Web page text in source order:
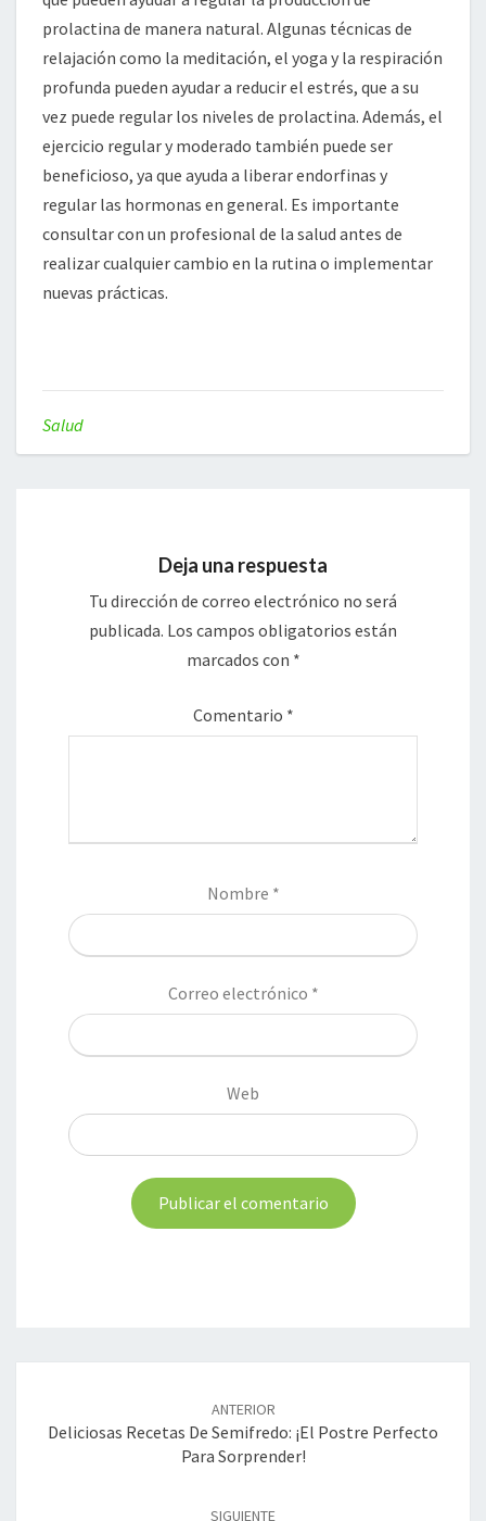
prolactina de manera natural. Algunas técnicas de
relajación como la meditación, el yoga y la respiración
profunda pueden ayudar a reducir el estrés, que a su
vez puede regular los niveles de prolactina. Además, el
ejercicio regular y moderado también puede ser
beneficioso, ya que ayuda a liberar endorfinas y
regular las hormonas en general. Es importante
consultar con un profesional de la salud antes de
realizar cualquier cambio en la rutina o implementar
nuevas prácticas.
Salud
Deja una respuesta
Tu dirección de correo electrónico no será
publicada. Los campos obligatorios están
marcados con *
Comentario *
Nombre *
Correo electrónico *
Web
entradas
ANTERIOR
Deliciosas Recetas De Semifredo: ¡El Postre Perfecto
Para Sorprender!
SIGUIENTE